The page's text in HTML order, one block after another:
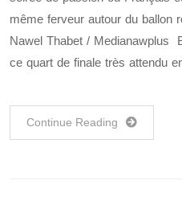
même ferveur autour du ballon
Nawel Thabet / Medianawplus
ce quart de finale très attendu
Continue Reading